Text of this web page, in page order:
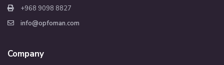
+968 9098 8827
info@opfoman.com
Company